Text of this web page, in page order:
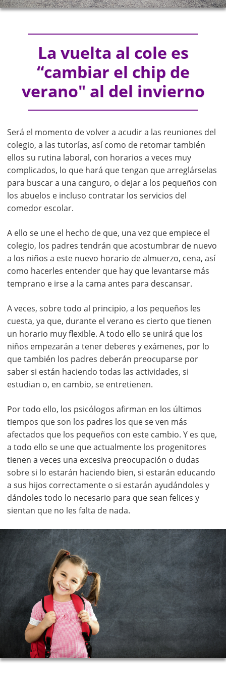
La vuelta al cole es
“cambiar el chip de
verano" al del invierno
Será el momento de volver a acudir a las reuniones del
colegio, a las tutorías, así como de retomar también
ellos su rutina laboral, con horarios a veces muy
complicados, lo que hará que tengan que arreglárselas
para buscar a una canguro, o dejar a los pequeños con
los abuelos e incluso contratar los servicios del
comedor escolar.
A ello se une el hecho de que, una vez que empiece el
colegio, los padres tendrán que acostumbrar de nuevo
a los niños a este nuevo horario de almuerzo, cena, así
como hacerles entender que hay que levantarse más
temprano e irse a la cama antes para descansar.
A veces, sobre todo al principio, a los pequeños les
cuesta, ya que, durante el verano es cierto que tienen
un horario muy flexible. A todo ello se unirá que los
niños empezarán a tener deberes y exámenes, por lo
que también los padres deberán preocuparse por
saber si están haciendo todas las actividades, si
estudian o, en cambio, se entretienen.
Por todo ello, los psicólogos afirman en los últimos
tiempos que son los padres los que se ven más
afectados que los pequeños con este cambio. Y es que,
a todo ello se une que actualmente los progenitores
tienen a veces una excesiva preocupación o dudas
sobre si lo estarán haciendo bien, si estarán educando
a sus hijos correctamente o si estarán ayudándoles y
dándoles todo lo necesario para que sean felices y
sientan que no les falta de nada.